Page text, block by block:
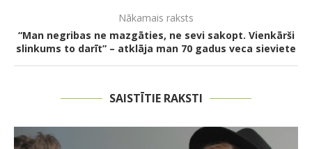
Nākamais raksts
“Man negribas ne mazgāties, ne sevi sakopt. Vienkārši
slinkums to darīt” – atklāja man 70 gadus veca sieviete
SAISTĪTIE RAKSTI